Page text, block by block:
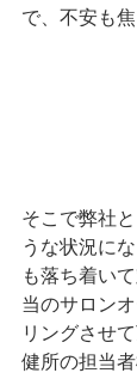
で、不安も
そこで弊社
うな状況に
も落ち着い
当のサロン
リングさせ
健所の担当